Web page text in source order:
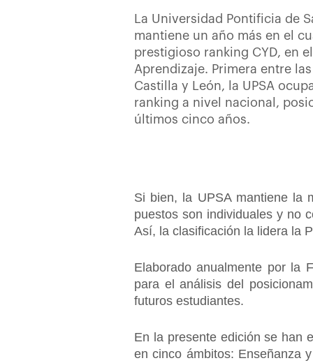
La Universidad Pontificia de
mantiene un año más en el
prestigioso ranking CYD, en
Aprendizaje. Primera entre
Castilla y León, la UPSA
ranking a nivel nacional,
últimos cinco años.
Si bien, la UPSA mantiene la
puestos son individuales y no
Así, la clasificación la lidera la
Elaborado anualmente por la
para el análisis del
futuros estudiantes.
En la presente edición se han
en cinco ámbitos: Enseñanza